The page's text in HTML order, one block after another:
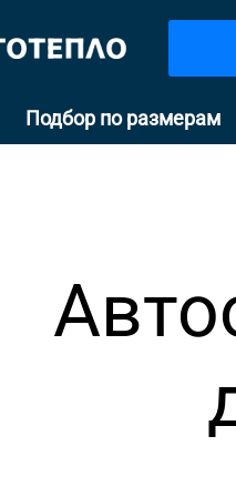
Подбор по размерам